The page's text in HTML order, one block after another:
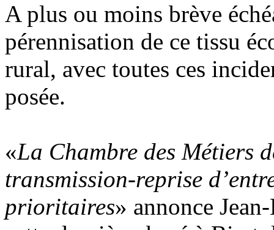
A plus ou moins brève
pérennisation de ce tissu
rural, avec toutes ces
posée.
«La Chambre des Métiers
transmission-reprise
prioritaires» annonce